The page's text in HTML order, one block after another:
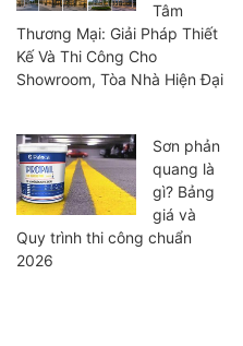
Tâm
Thương Mại: Giải Pháp Thiết
Kế Và Thi Công Cho
Showroom, Tòa Nhà Hiện Đại
Sơn phản
quang là
gì? Bảng
giá và
Quy trình thi công chuẩn
2026